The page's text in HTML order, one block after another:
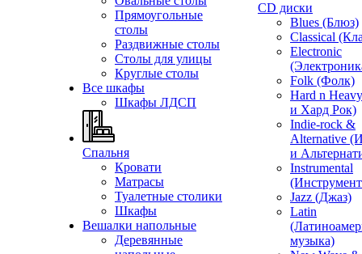
Прямоугольные
столы
Раздвижные столы
Столы для улицы
Круглые столы
Все шкафы
Шкафы ЛДСП
Спальня
Кровати
Матрасы
Туалетные столики
Шкафы
Вешалки напольные
Деревянные
CD диски
Blues (Блюз)
Classical
Electronic
Folk (Фолк)
Hard n
и Хард Рок)
Indie-rock &
Alternative
и
Instrumental
Jazz (Джаз)
Latin
музыка)